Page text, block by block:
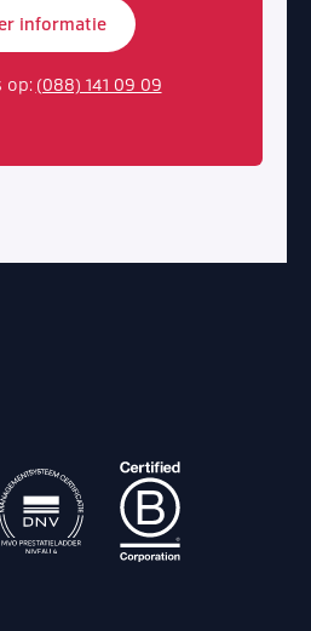
informatie
op: (088) 141 09 09